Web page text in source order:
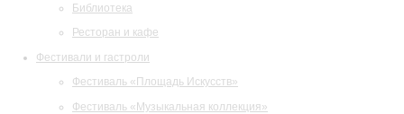
Библиотека
Ресторан и кафе
Фестивали и гастроли
Фестиваль «Площадь Искусств»
Фестиваль «Музыкальная коллекция»